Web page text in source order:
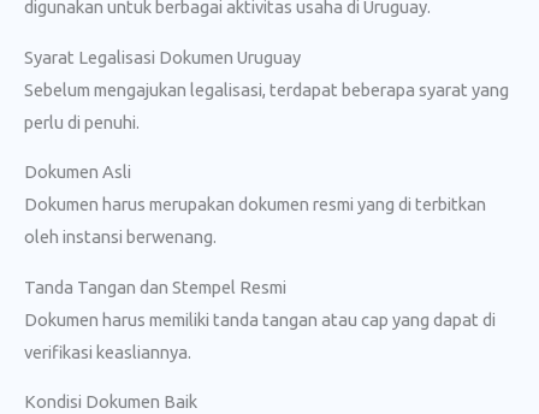
digunakan untuk berbagai aktivitas usaha di Uruguay.
Syarat Legalisasi Dokumen Uruguay
Sebelum mengajukan legalisasi, terdapat beberapa syarat yang
perlu di penuhi.
Dokumen Asli
Dokumen harus merupakan dokumen resmi yang di terbitkan
oleh instansi berwenang.
Tanda Tangan dan Stempel Resmi
Dokumen harus memiliki tanda tangan atau cap yang dapat di
verifikasi keasliannya.
Kondisi Dokumen Baik